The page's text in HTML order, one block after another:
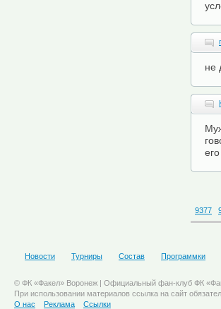
не
9377
Новости Турниры Состав Программки
© ФК «Факел» Воронеж | Официальный фан-клуб ФК
При использовании материалов ссылка на сайт
О нас
Реклама Ссылки